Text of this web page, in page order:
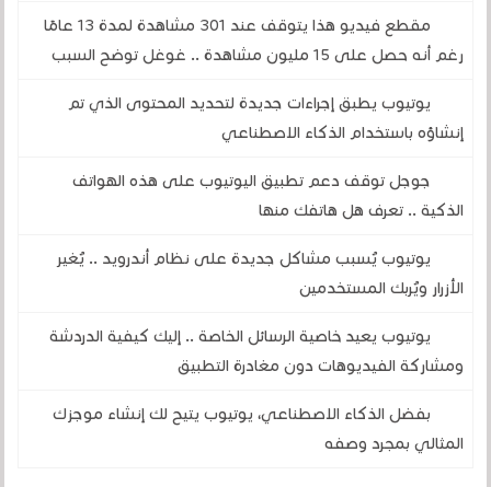
مقطع فيديو هذا يتوقف عند 301 مشاهدة لمدة 13 عامًا
رغم أنه حصل على 15 مليون مشاهدة .. غوغل توضح السبب
يوتيوب يطبق إجراءات جديدة لتحديد المحتوى الذي تم
إنشاؤه باستخدام الذكاء الاصطناعي
جوجل توقف دعم تطبيق اليوتيوب على هذه الهواتف
الذكية .. تعرف هل هاتفك منها
يوتيوب يُسبب مشاكل جديدة على نظام أندرويد .. يُغير
الأزرار ويُربك المستخدمين
يوتيوب يعيد خاصية الرسائل الخاصة .. إليك كيفية الدردشة
ومشاركة الفيديوهات دون مغادرة التطبيق
بفضل الذكاء الاصطناعي، يوتيوب يتيح لك إنشاء موجزك
المثالي بمجرد وصفه